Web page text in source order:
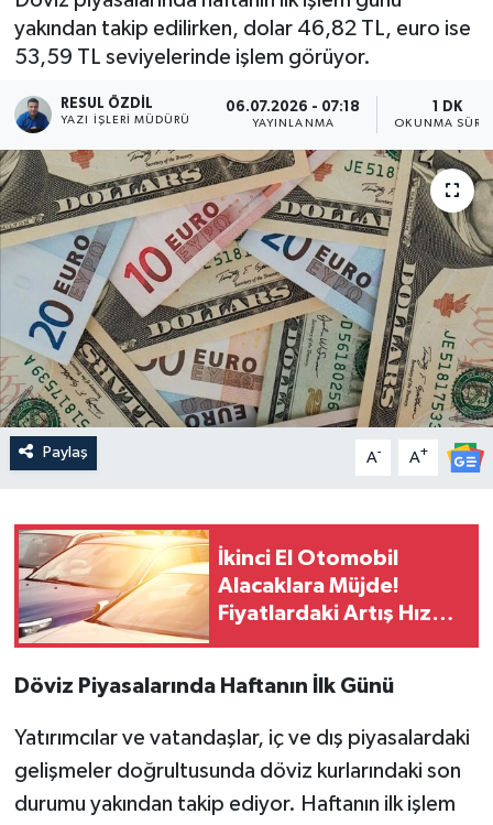
yakından takip edilirken, dolar 46,82 TL, euro ise
53,59 TL seviyelerinde işlem görüyor.
RESUL ÖZDIL
YAZI İŞLERI MÜDÜRÜ
06.07.2026 - 07:18
YAYINLANMA
1 DK
OKUNMA
Paylaş A- A+
İkinci El Otomobil
Alacaklara Müjde!
Fiyatlardaki Artış Hız
Döviz Piyasalarında Haftanın İlk Günü
Yatırımcılar ve vatandaşlar, iç ve dış piyasalardaki
gelişmeler doğrultusunda döviz kurlarındaki son
durumu yakından takip ediyor. Haftanın ilk işlem